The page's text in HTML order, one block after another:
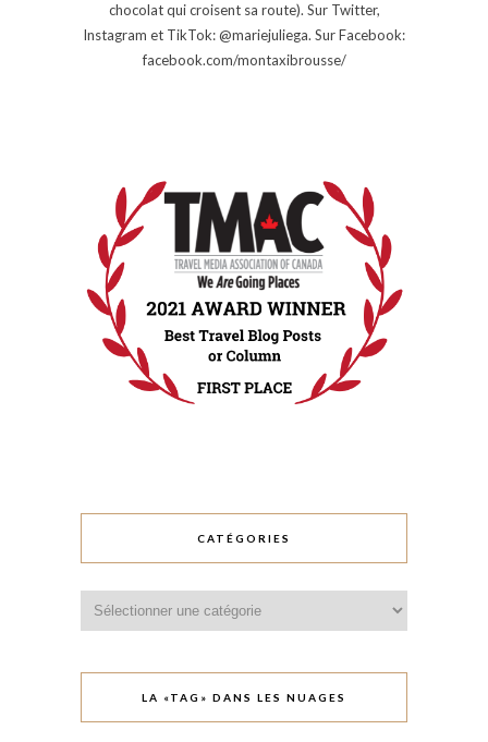
chocolat qui croisent sa route). Sur Twitter,
Instagram et TikTok: @mariejuliega. Sur Facebook:
facebook.com/montaxibrousse/
CATÉGORIES
LA «TAG» DANS LES NUAGES